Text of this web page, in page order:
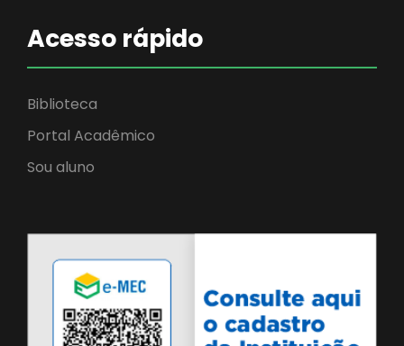
Acesso rápido
Biblioteca
Portal Acadêmico
Sou aluno